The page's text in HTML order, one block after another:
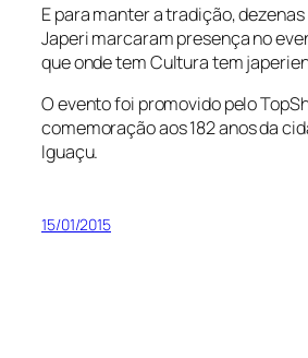
E para manter a tradição,
Japeri marcaram presença no
que onde tem Cultura tem
O evento foi promovido pelo
comemoração aos 182 anos da
Iguaçu.
15/01/2015